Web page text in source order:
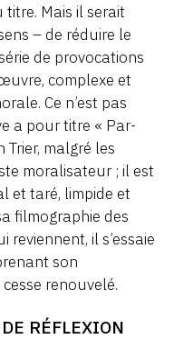
Mais il serait
– de réduire le
de provocations
complexe et
Ce n’est pas
a pour titre « Par-
Trier, malgré les
moralisateur ; il est
et taré, limpide et
filmographie des
reviennent, il s’essaie
son
renouvelé.
RÉFLEXION